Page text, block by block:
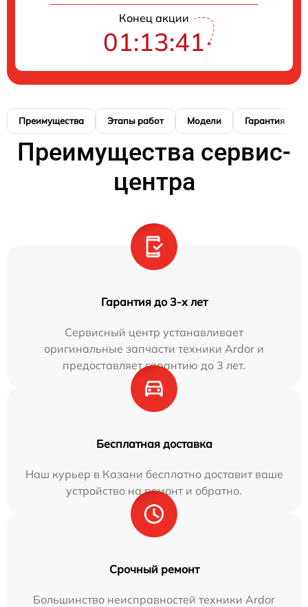
Конец акции
01:13:41
Преимущества Этапы работ Модели Гарантия
Преимущества сервис-
центра
Гарантия до 3-х лет
Сервисный центр устанавливает
оригинальные запчасти техники Ardor и
предоставляет гарантию до 3 лет.
Бесплатная доставка
Наш курьер в Казани бесплатно доставит ваше
устройство на ремонт и обратно.
Срочный ремонт
Большинство неисправностей техники Ardor